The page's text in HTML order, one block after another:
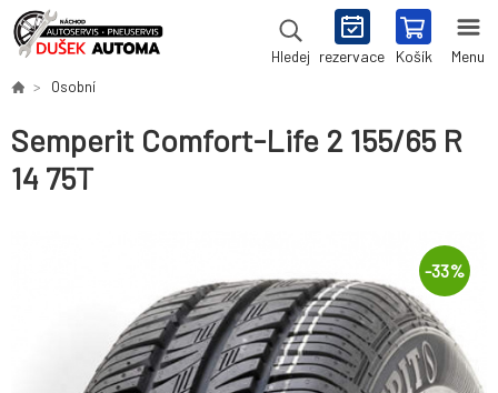
Hledej rezervace Košík Menu
Osobní
Semperit Comfort-Life 2 155/65 R
14 75T
-33%